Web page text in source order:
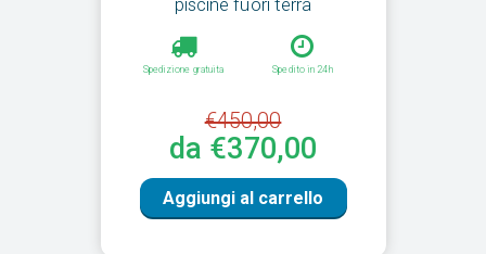
piscine fuori terra
Spedizione gratuita Spedito in 24h
€450,00
da €370,00
Aggiungi al carrello